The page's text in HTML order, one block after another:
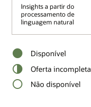
Insights a partir do
processamento de
linguagem natural
Insights a partir do
processamento de
linguagem natural
Disponível
Oferta incompleta
Não disponível